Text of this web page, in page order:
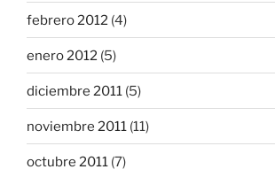
febrero 2012 (4)
enero 2012 (5)
diciembre 2011 (5)
noviembre 2011 (11)
octubre 2011 (7)